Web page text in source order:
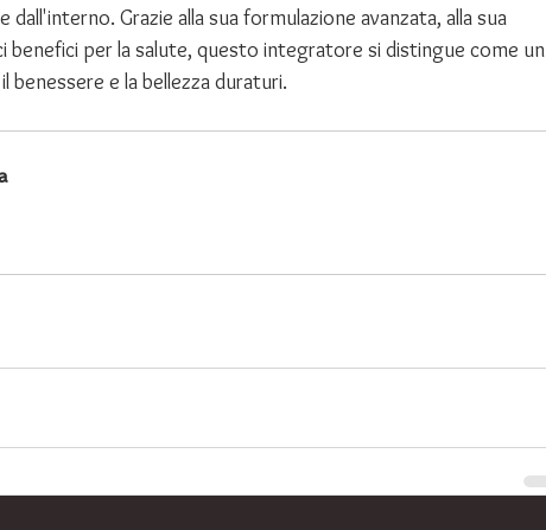
Grazie alla sua formulazione avanzata, alla sua
benefici per la salute, questo integratore si distingue come un
e la bellezza duraturi.